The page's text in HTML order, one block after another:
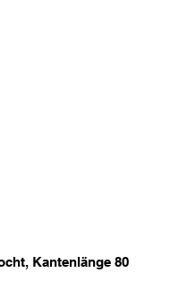
Kantenlänge 80